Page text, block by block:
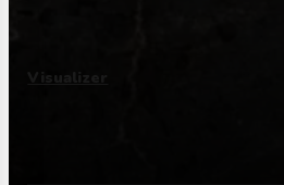
Visualizer